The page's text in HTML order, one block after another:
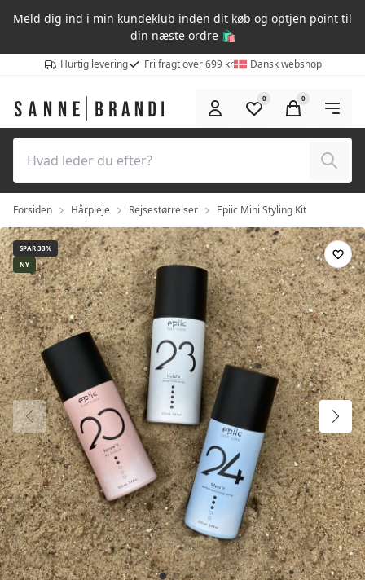
Meld dig ind i min kundeklub inden dit køb og optjen point til
din næste ordre 🛍️
Hurtig levering Fri fragt over 699 kr Dansk webshop
Søg
0 0
Forsiden Hårpleje Rejsestørrelser Epiic Mini Styling Kit
SPAR 33%
NY